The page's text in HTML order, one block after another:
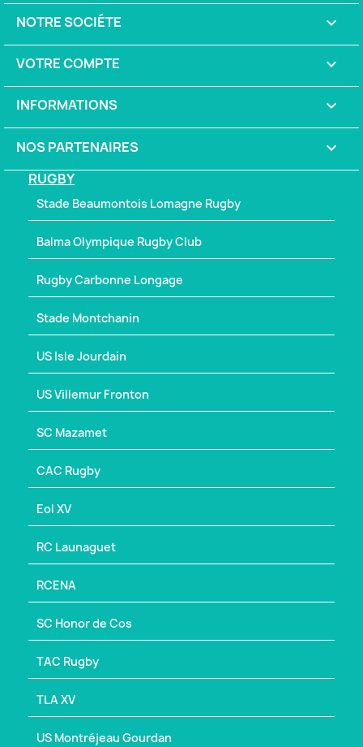
NOTRE SOCIÉTE 
VOTRE COMPTE 
INFORMATIONS keyboard_arrow_down
NOS PARTENAIRES 
RUGBY
Stade Beaumontois Lomagne Rugby
Balma Olympique Rugby Club
Rugby Carbonne Longage
Stade Montchanin
US Isle Jourdain
US Villemur Fronton
SC Mazamet
CAC Rugby
Eol XV
RC Launaguet
RCENA
SC Honor de Cos
TAC Rugby
TLA XV
US Montréjeau Gourdan